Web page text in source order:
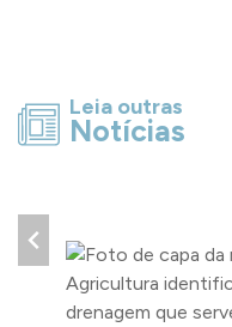
Leia outras
Notícias